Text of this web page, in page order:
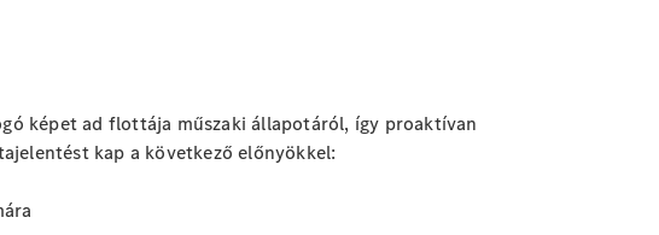
képet ad flottája műszaki állapotáról, így proaktívan
kap a következő előnyökkel: